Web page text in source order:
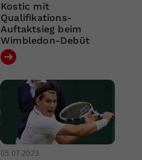
Kostic mit
Qualifikations-
Auftaktsieg beim
Wimbledon-Debüt
05.07.2023